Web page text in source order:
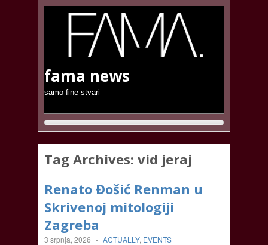
fama news
samo fine stvari
Tag Archives: vid jeraj
Renato Đošić Renman u
Skrivenoj mitologiji
Zagreba
3 srpnja, 2026 - ACTUALLY, EVENTS